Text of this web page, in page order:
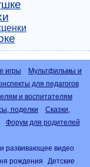
игры
Мультфильмы и
для педагогов
и воспитателям
поделки
Сказки,
Форум для родителей
развивающее видео
рождения
Детские